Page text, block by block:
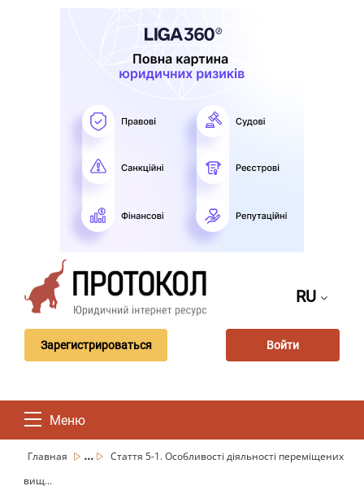
RU
Зарегистрироваться Войти
Меню
Главная ...
Стаття 5-1. Особливості діяльності переміщених
вищ...